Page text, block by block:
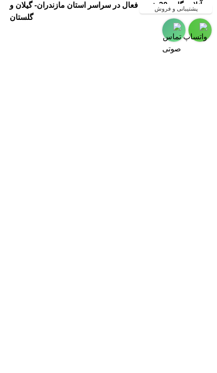
آنلاین گل ، 20 شعبه فعال در سراسر استان مازندران- گیلان و
گلستان
گلفروشی در مازندران ، گلفروشی
پشتیبانی و فروش